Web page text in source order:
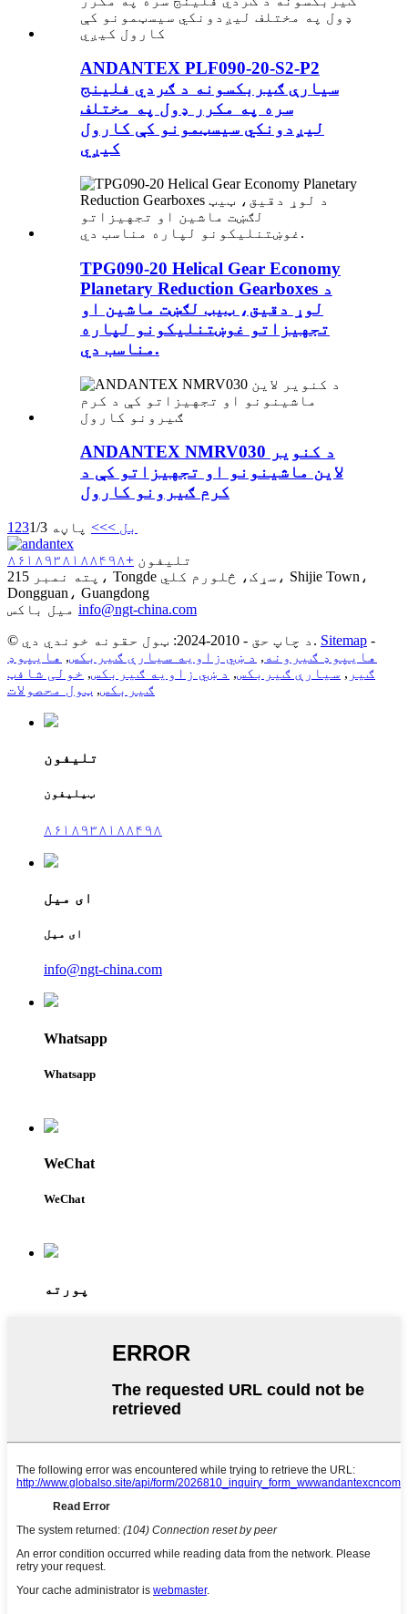
ANDANTEX PLF090-20-S2-P2
سیارې ګیربکسونه د ګردي فلینج
سره په مکرر ډول په مختلف
لیږدونکي سیسټمونو کې کارول
کیږي
TPG090-20 Helical Gear Economy
Planetary Reduction Gearboxes د
لوړ دقیق، ټیټ لګښت ماشین او
تجهیزاتو غوښتنلیکونو لپاره
مناسب دي.
ANDANTEX NMRV030 د کنویر
لاین ماشینونو او تجهیزاتو کې د
کرم ګیرونو کارول
1 23 بل >>> پاڼه 1/3
تلیفون +۸۶۱۸۹۳۸۱۸۸۴۹۸
پته
نمبر 215، Tongde سړک، څلورم کلي، Shijie Town،
Dongguan، Guangdong
میل باکس info@ngt-china.com
© د چاپ حق - 2010-2024: ټول حقونه خوندي دي. Sitemap -
هایپوډ ګیرونه , د ښي زاویه سیارې ګیربکس, هایپوډ
ګیر , سیارې ګیربکس, د ښي زاویه ګیربکس, خولی شافټ
ګیربکس, ټول محصولات
تلیفون
ټیلیفون
۸۶۱۸۹۳۸۱۸۸۴۹۸
ای میل
ای میل
info@ngt-china.com
Whatsapp
Whatsapp
WeChat
WeChat
پورته